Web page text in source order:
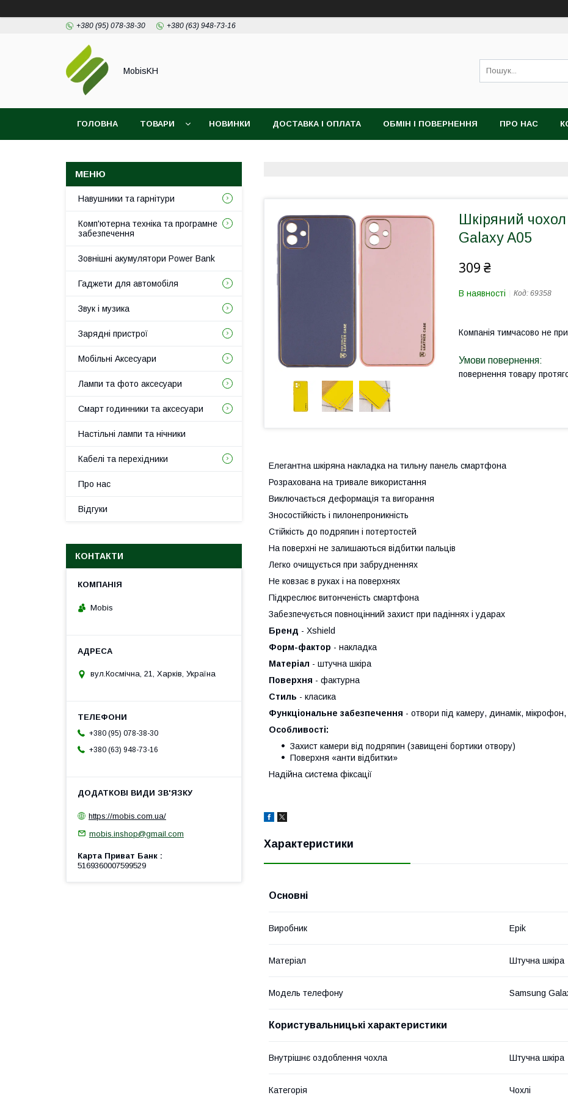
+380 (95) 078-38-30 +380 (63) 948-73-16
MobisKH
ГОЛОВНА ТОВАРИ НОВИНКИ ДОСТАВКА І ОПЛАТА ОБМІН І ПОВЕРНЕННЯ ПРО НАС
Шкіряний
Galaxy A05
309 ₴
В наявності Код: 69358
Компанія тимчасово не
повернення товару
Елегантна шкіряна накладка на тильну панель смартфона
Розрахована на тривале використання
Виключається деформацiя та вигорання
Зносостійкість і пилонепроникність
Стійкість до подряпин і потертостей
На поверхні не залишаються відбитки пальців
Легко очищується при забрудненнях
Не ковзає в руках і на поверхнях
Підкреслює витонченість смартфона
Забезпечується повноцінний захист при падіннях і ударах
Бренд - Xshield
Форм-фактор - накладка
Матеріал - штучна шкіра
Поверхня - фактурна
Стиль - класика
Функціональне забезпечення - отвори під камеру, динамік, мікрофон,
Особливості:
Захист камери від подряпин (завищені бортики отвору)
Поверхня «анти відбитки»
Надійна система фіксації
Характеристики
Основні
Виробник Epik
Матеріал Штучна шкіра
Модель телефону Samsung
Користувальницькі характеристики
Внутрішнє оздоблення чохла Штучна шкіра
Категорія Чохлі
Навушники та гарнітури
Комп'ютерна техніка та програмне
забезпечення
Зовнішні акумулятори Power Bank
Гаджети для автомобіля
Звук і музика
Зарядні пристрої
Мобільні Аксесуари
Лампи та фото аксесуари
Смарт годинники та аксесуари
Настільні лампи та нічники
Кабелі та перехідники
Про нас
Відгуки
КОНТАКТИ
Mobis
вул.Космічна, 21, Харків, Україна
+380 (95) 078-38-30
+380 (63) 948-73-16
https://mobis.com.ua/
mobis.inshop@gmail.com
Карта Приват Банк
5169360007599529